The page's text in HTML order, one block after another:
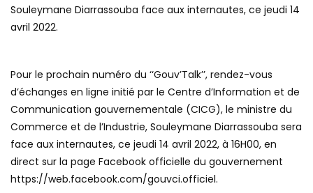
Souleymane Diarrassouba face aux internautes, ce jeudi 14
avril 2022.
Pour le prochain numéro du ‘‘Gouv’Talk’’, rendez-vous
d’échanges en ligne initié par le Centre d’Information et de
Communication gouvernementale (CICG), le ministre du
Commerce et de l’Industrie, Souleymane Diarrassouba sera
face aux internautes, ce jeudi 14 avril 2022, à 16H00, en
direct sur la page Facebook officielle du gouvernement
https://web.facebook.com/gouvci.officiel.